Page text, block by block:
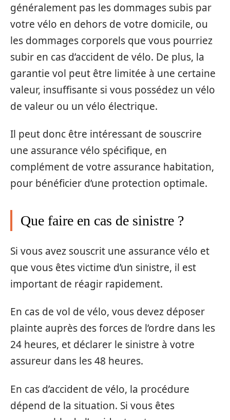
généralement pas les dommages subis par
votre vélo en dehors de votre domicile, ou
les dommages corporels que vous pourriez
subir en cas d’accident de vélo. De plus, la
garantie vol peut être limitée à une certaine
valeur, insuffisante si vous possédez un vélo
de valeur ou un vélo électrique.
Il peut donc être intéressant de souscrire
une assurance vélo spécifique, en
complément de votre assurance habitation,
pour bénéficier d’une protection optimale.
Que faire en cas de sinistre ?
Si vous avez souscrit une assurance vélo et
que vous êtes victime d’un sinistre, il est
important de réagir rapidement.
En cas de vol de vélo, vous devez déposer
plainte auprès des forces de l’ordre dans les
24 heures, et déclarer le sinistre à votre
assureur dans les 48 heures.
En cas d’accident de vélo, la procédure
dépend de la situation. Si vous êtes